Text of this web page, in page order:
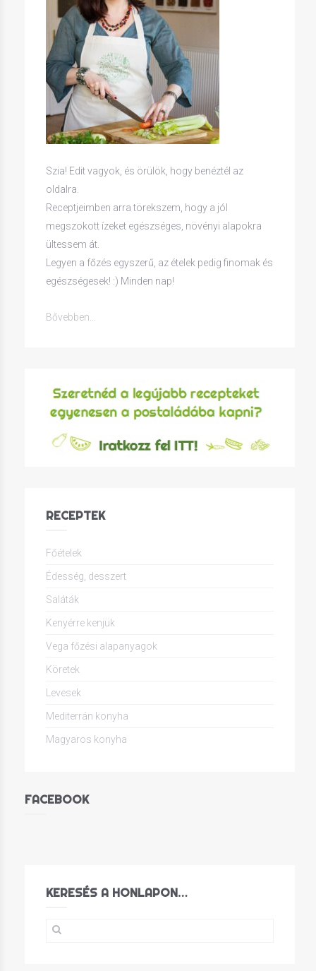
Szia! Edit vagyok, és örülök, hogy benéztél az
oldalra.
Receptjeimben arra törekszem, hogy a jól
megszokott ízeket egészséges, növényi alapokra
ültessem át.
Legyen a főzés egyszerű, az ételek pedig finomak és
egészségesek! :) Minden nap!
Bővebben...
RECEPTEK
Főételek
Édesség, desszert
Saláták
Kenyérre kenjük
Vega főzési alapanyagok
Köretek
Levesek
Mediterrán konyha
Magyaros konyha
FACEBOOK
KERESÉS A HONLAPON…